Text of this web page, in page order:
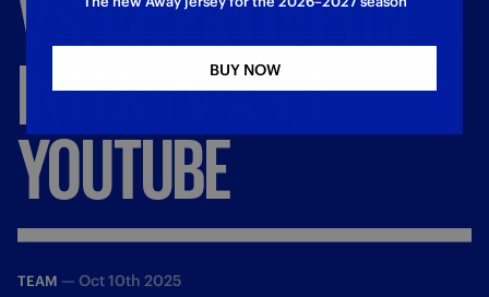
INTERTVAND
YOUTUBE
TEAM — Oct 10th 2025
BUY NOW